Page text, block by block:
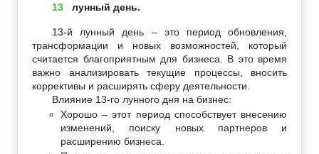
13 лунный день.
13-й лунный день – это период обновления,
трансформации и новых возможностей, который
считается благоприятным для бизнеса. В это время
важно анализировать текущие процессы, вносить
коррективы и расширять сферу деятельности.
Влияние 13-го лунного дня на бизнес:
Хорошо – этот период способствует внесению
изменений, поиску новых партнеров и
расширению бизнеса.